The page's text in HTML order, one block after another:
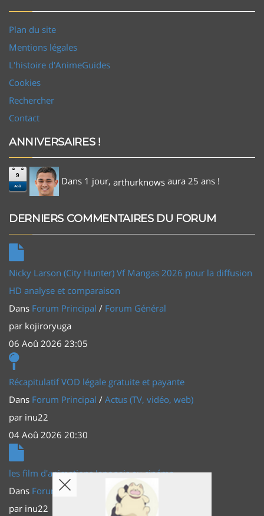
Plan du site
Mentions légales
L'histoire d'AnimeGuides
Cookies
Rechercher
Contact
ANNIVERSAIRES !
9
Aoû Dans 1 jour, arthurknows aura 25 ans !
DERNIERS COMMENTAIRES DU FORUM
Nicky Larson (City Hunter) Vf Mangas 2026 pour la diffusion
HD analyse et comparaison
Dans Forum Principal / Forum Général
par kojiroryuga
06 Aoû 2026 23:05
Récapitulatif VOD légale gratuite et payante
Dans Forum Principal / Actus (TV, vidéo, web)
par inu22
04 Aoû 2026 20:30
les film d'animations Japonais au cinéma
Dans Forum Principal
Actus (TV, vidéo, web)
par inu22